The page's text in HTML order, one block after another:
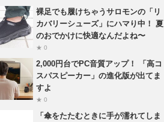
裸足でも履けちゃうサロモンの「リ
カバリーシューズ」にハマり中！ 夏
のおでかけに快適なんだよね〜
★ 0
2,000円台でPC音質アップ！ 「高コ
スパスピーカー」の進化版が出てま
すよ
★ 0
「傘をたたむときに手が濡れてしま